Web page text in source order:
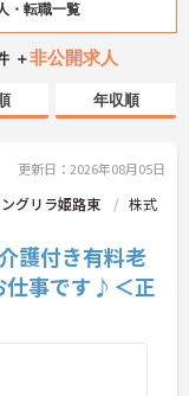
・転職一覧
＋非公開求人
年収順
更新日：2026年08月05日
グリラ姫路東
株式
護付き有料老
仕事です♪＜正